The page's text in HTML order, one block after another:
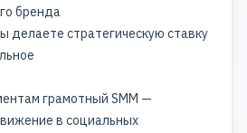
бренда
делаете стратегическую ставку
грамотный SMM —
в социальных